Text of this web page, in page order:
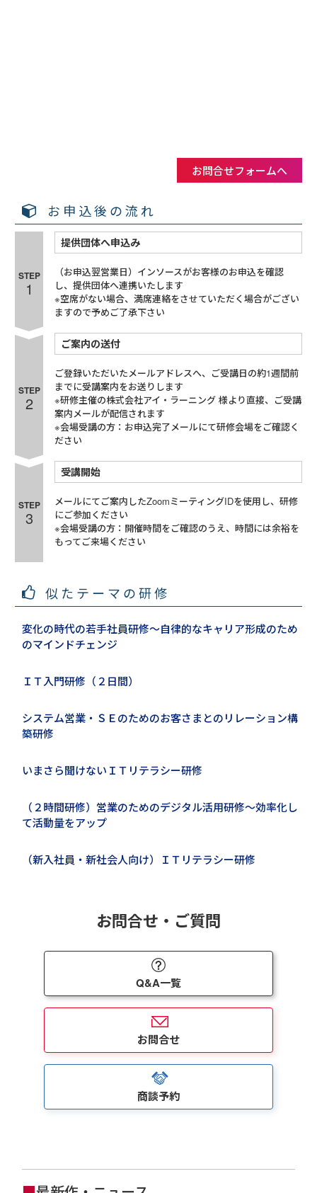
お問合せフォームへ
お申込後の流れ
STEP
1
提供団体へ申込み
（お申込翌営業日）インソースがお客様のお申込を確認
し、提供団体へ連携いたします
※空席がない場合、満席連絡をさせていただく場合がござい
ますので予めご了承下さい
STEP
2
ご案内の送付
ご登録いただいたメールアドレスへ、ご受講日の約1週間前
までに受講案内をお送りします
※研修主催の株式会社アイ・ラーニング 様より直接、ご受講
案内メールが配信されます
※会場受講の方：お申込完了メールにて研修会場をご確認く
ださい
STEP
3
受講開始
メールにてご案内したZoomミーティングIDを使用し、研修
にご参加ください
※会場受講の方：開催時間をご確認のうえ、時間には余裕を
もってご来場ください
似たテーマの研修
変化の時代の若手社員研修～自律的なキャリア形成のため
のマインドチェンジ
ＩＴ入門研修（２日間）
システム営業・ＳＥのためのお客さまとのリレーション構
築研修
いまさら聞けないＩＴリテラシー研修
（２時間研修）営業のためのデジタル活用研修～効率化し
て活動量をアップ
（新入社員・新社会人向け）ＩＴリテラシー研修
お問合せ・ご質問
Q&A一覧
お問合せ
商談予約